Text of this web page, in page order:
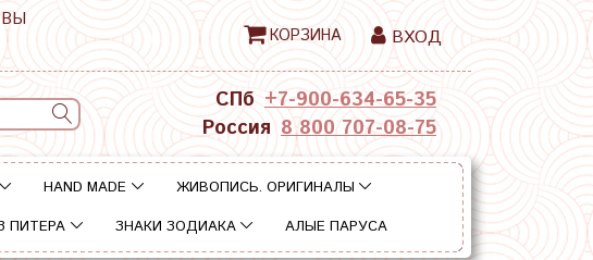
КОРЗИНА ВХОД
СПб +7-900-634-65-35
Россия 8 800 707-08-75
HAND MADE
ЖИВОПИСЬ. ОРИГИНАЛЫ
ПИТЕРА ЗНАКИ ЗОДИАКА АЛЫЕ ПАРУСА